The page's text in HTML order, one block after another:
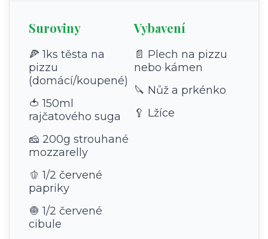
Suroviny
🍕 1ks těsta na
pizzu
(domácí/koupené)
🍅 150ml
rajčatového suga
🧀 200g strouhané
mozzarelly
🫑 1/2 červené
papriky
🧅 1/2 červené
cibule
Vybavení
📄 Plech na pizzu
nebo kámen
🔪 Nůž a prkénko
🥄 Lžíce